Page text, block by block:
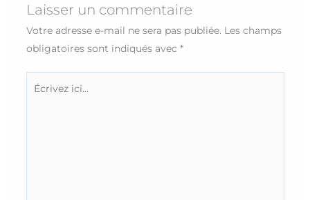
Laisser un commentaire
Votre adresse e-mail ne sera pas publiée. Les champs
obligatoires sont indiqués avec *
Écrivez